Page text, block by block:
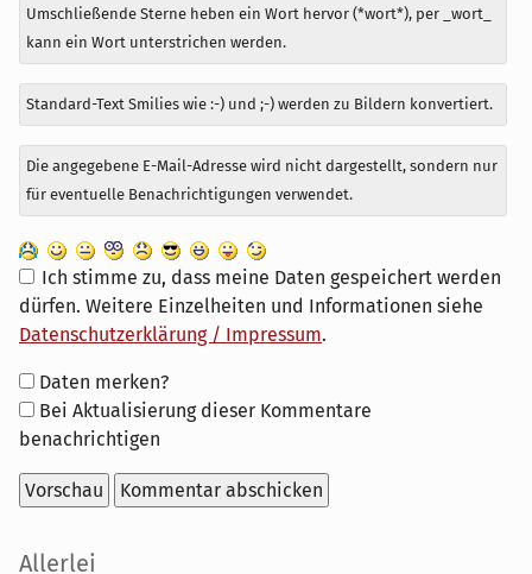
Umschließende Sterne heben ein Wort hervor (*wort*), per _wort_
kann ein Wort unterstrichen werden.
Standard-Text Smilies wie :-) und ;-) werden zu Bildern konvertiert.
Die angegebene E-Mail-Adresse wird nicht dargestellt, sondern nur
für eventuelle Benachrichtigungen verwendet.
Ich stimme zu, dass meine Daten gespeichert werden
dürfen. Weitere Einzelheiten und Informationen siehe
Datenschutzerklärung / Impressum.
Formular-
Optionen
Daten merken?
Bei Aktualisierung dieser Kommentare
benachrichtigen
Seitenleiste
Allerlei